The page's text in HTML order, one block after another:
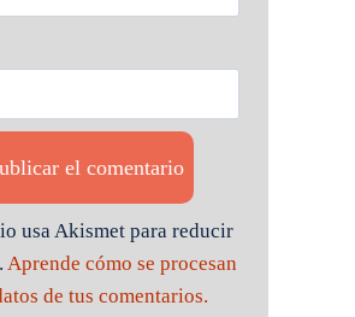
usa Akismet para reducir
Aprende cómo se procesan
de tus comentarios.